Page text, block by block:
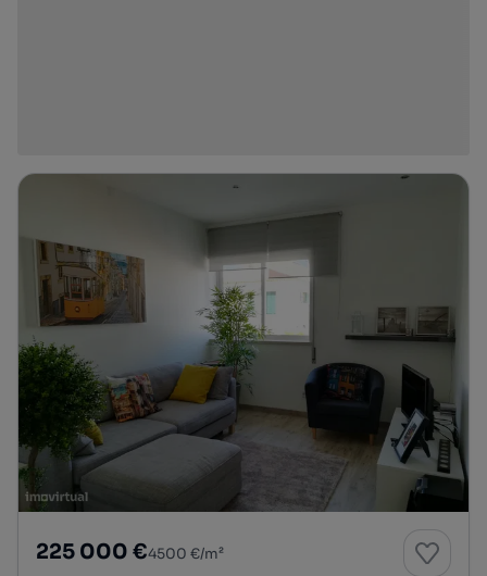
225 000 €4500 €/m²